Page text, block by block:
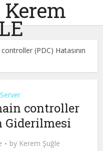
(PDC) Hatasının
Server
controller
Giderilmesi
by Kerem Şuğle